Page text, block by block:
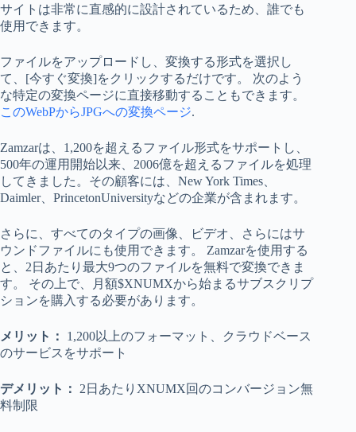
サイトは非常に直感的に設計されているため、誰でも
使用できます。
ファイルをアップロードし、変換する形式を選択し
て、[今すぐ変換]をクリックするだけです。 次のよう
な特定の変換ページに直接移動することもできます。
このWebPからJPGへの変換ページ.
Zamzarは、1,200を超えるファイル形式をサポートし、
500年の運用開始以来、2006億を超えるファイルを処理
してきました。その顧客には、New York Times、
Daimler、PrincetonUniversityなどの企業が含まれます。
さらに、すべてのタイプの画像、ビデオ、さらにはサ
ウンドファイルにも使用できます。 Zamzarを使用する
と、2日あたり最大9つのファイルを無料で変換できま
す。 その上で、月額$XNUMXから始まるサブスクリプ
ションを購入する必要があります。
メリット： 1,200以上のフォーマット、クラウドベース
のサービスをサポート
デメリット：
2日あたりXNUMX回のコンバージョン無
料制限